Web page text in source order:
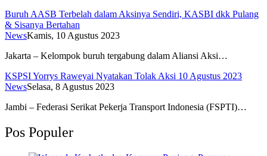
Buruh AASB Terbelah dalam Aksinya Sendiri, KASBI dkk Pulang
& Sisanya Bertahan
NewsKamis, 10 Agustus 2023
Jakarta – Kelompok buruh tergabung dalam Aliansi Aksi…
KSPSI Yorrys Raweyai Nyatakan Tolak Aksi 10 Agustus 2023
NewsSelasa, 8 Agustus 2023
Jambi – Federasi Serikat Pekerja Transport Indonesia (FSPTI)…
Pos Populer